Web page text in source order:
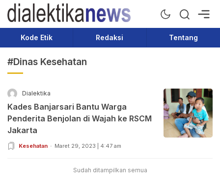
Dialektika News
Terkini dan Populer
Kode Etik Redaksi Tentang
#Dinas Kesehatan
Dialektika
Kades Banjarsari Bantu Warga
Penderita Benjolan di Wajah ke RSCM
Jakarta
Kesehatan Maret 29, 2023 | 4:47 am
Sudah ditampilkan semua